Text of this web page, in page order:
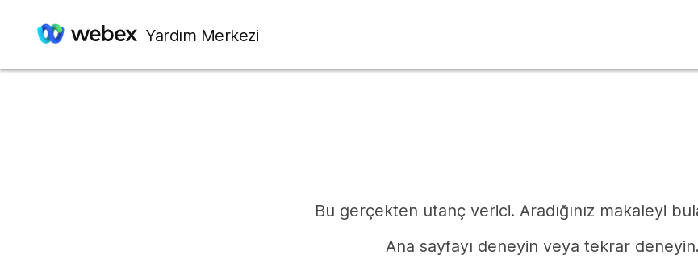
Yardım Merkezi
Bu gerçekten utanç verici. Aradığınız makaleyi
Ana sayfayı deneyin veya tekrar deneyin.